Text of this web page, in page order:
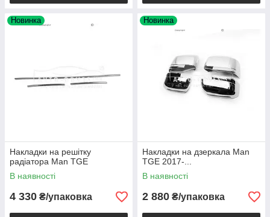
Новинка
Накладки на решітку
радіатора Man TGE
В наявності
4 330 ₴/упаковка
Новинка
Накладки на дзеркала Man
TGE 2017-...
В наявності
2 880 ₴/упаковка